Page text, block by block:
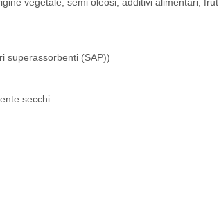
vegetale, semi oleosi, additivi alimentari,
superassorbenti (SAP))
secchi